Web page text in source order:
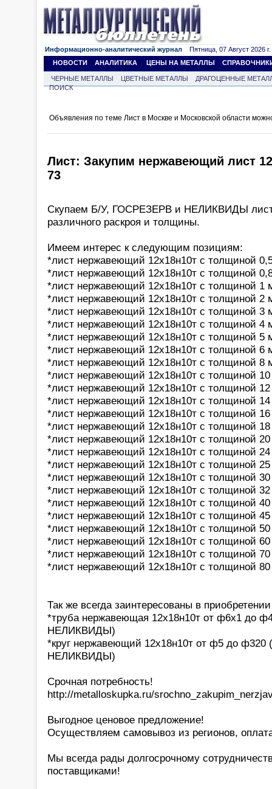
Информационно-аналитический журнал Пятница, 07 Август 2026 г.
НОВОСТИ
АНАЛИТИКА ЦЕНЫ НА МЕТАЛЛЫ
ЧЕРНЫЕ МЕТАЛЛЫ ЦВЕТНЫЕ МЕТАЛЛЫ
ДРАГОЦЕННЫЕ
ПОИСК
Объявления по теме Лист в Москве и Московской области
Лист: Закупим нержавеющий лист
73
Скупаем Б/У, ГОСРЕЗЕРВ и НЕЛИКВИДЫ
различного раскроя и толщины.
Имеем интерес к следующим позициям:
*лист нержавеющий 12х18н10т с толщиной
*лист нержавеющий 12х18н10т с толщиной
*лист нержавеющий 12х18н10т с толщиной 1
*лист нержавеющий 12х18н10т с толщиной 2
*лист нержавеющий 12х18н10т с толщиной 3
*лист нержавеющий 12х18н10т с толщиной 4
*лист нержавеющий 12х18н10т с толщиной 5
*лист нержавеющий 12х18н10т с толщиной 6
*лист нержавеющий 12х18н10т с толщиной 8
*лист нержавеющий 12х18н10т с толщиной
*лист нержавеющий 12х18н10т с толщиной
*лист нержавеющий 12х18н10т с толщиной
*лист нержавеющий 12х18н10т с толщиной
*лист нержавеющий 12х18н10т с толщиной
*лист нержавеющий 12х18н10т с толщиной
*лист нержавеющий 12х18н10т с толщиной
*лист нержавеющий 12х18н10т с толщиной
*лист нержавеющий 12х18н10т с толщиной
*лист нержавеющий 12х18н10т с толщиной
*лист нержавеющий 12х18н10т с толщиной
*лист нержавеющий 12х18н10т с толщиной
*лист нержавеющий 12х18н10т с толщиной
*лист нержавеющий 12х18н10т с толщиной
*лист нержавеющий 12х18н10т с толщиной
*лист нержавеющий 12х18н10т с толщиной
Так же всегда заинтересованы в
*труба нержавеющая 12х18н10т от ф6х1 до
НЕЛИКВИДЫ)
*круг нержавеющий 12х18н10т от ф5 до
НЕЛИКВИДЫ)
Срочная потребность!
http://metalloskupka.ru/
Выгодное ценовое предложение!
Осуществляем самовывоз из регионов,
Мы всегда рады долгосрочному
поставщиками!